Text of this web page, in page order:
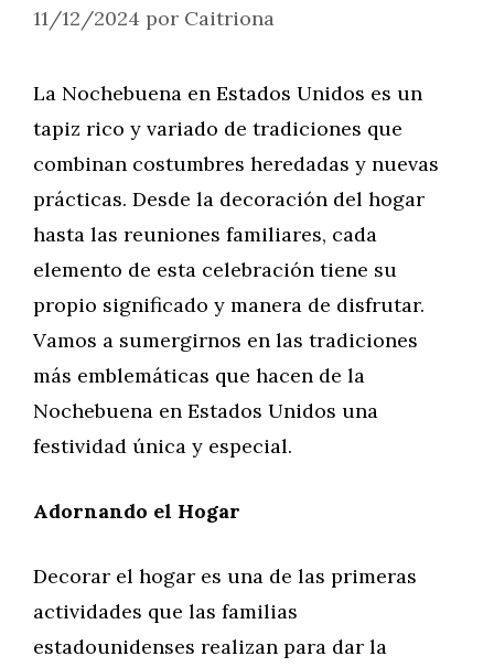
11/12/2024 por Caitriona
La Nochebuena en Estados Unidos es un
tapiz rico y variado de tradiciones que
combinan costumbres heredadas y nuevas
prácticas. Desde la decoración del hogar
hasta las reuniones familiares, cada
elemento de esta celebración tiene su
propio significado y manera de disfrutar.
Vamos a sumergirnos en las tradiciones
más emblemáticas que hacen de la
Nochebuena en Estados Unidos una
festividad única y especial.
Adornando el Hogar
Decorar el hogar es una de las primeras
actividades que las familias
estadounidenses realizan para dar la